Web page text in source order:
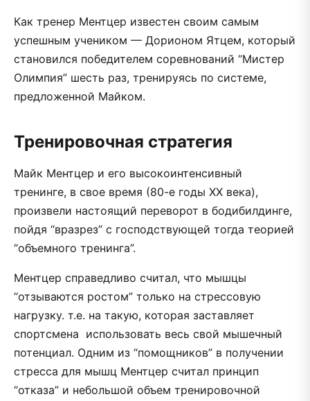
Как тренер Ментцер известен своим самым
успешным учеником — Дорионом Ятцем, который
становился победителем соревнований “Мистер
Олимпия” шесть раз, тренируясь по системе,
предложенной Майком.
Тренировочная стратегия
Майк Ментцер и его высокоинтенсивный
тренинге, в свое время (80-е годы XX века),
произвели настоящий переворот в бодибилдинге,
пойдя “вразрез” с господствующей тогда теорией
“объемного тренинга”.
Ментцер справедливо считал, что мышцы
“отзываются ростом” только на стрессовую
нагрузку. т.е. на такую, которая заставляет
спортсмена использовать весь свой мышечный
потенциал. Одним из “помощников” в получении
стресса для мышц Ментцер считал принцип
“отказа” и небольшой объем тренировочной